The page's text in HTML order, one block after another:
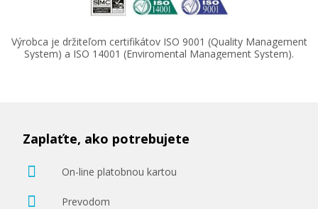
Výrobca je držiteľom certifikátov ISO 9001 (Quality Management
System) a ISO 14001 (Enviromental Management System).
Zaplaťte, ako potrebujete
On-line platobnou kartou
Prevodom